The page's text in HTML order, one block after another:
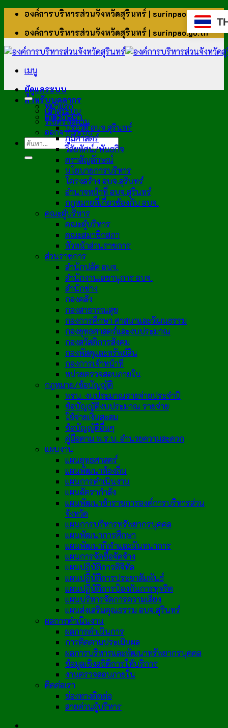
ข้าม
เนื้อหา
องค์การบริหารส่วนจังหวัดสุรินทร์ | surinpao.go.th
องค์การบริหารส่วนจังหวัดสุรินทร์ | surinpao.go.th
เมนู
ผู้ดูแลระบบ
สำหรับบุคลากร
เข้าสู่ระบบ
รีเซ็ตรหัสผ่าน
ออกจากระบบ
หน้าแรก
เกี่ยวกับเรา
ประวัติ อบจ.สุรินทร์
ภูมิศาสตร์
วิสัยทัศน์/พันธกิจ
ตราสัญลักษณ์
นโยบายการบริหาร
โครงสร้าง อบจ.สุรินทร์
อำนาจหน้าที่ อบจ.สุรินทร์
กฎหมายที่เกี่ยวข้องกับ อบจ.
คณะผู้บริหาร
คณะผู้บริหาร
คณะสมาชิกสภา
หัวหน้าส่วนราชการ
ส่วนราชการ
สำนักปลัด อบจ.
สำนักงานเลขานุการ อบจ.
สำนักช่าง
กองคลัง
กองสาธารณสุข
กองการศึกษา ศาสนาและวัฒนธรรม
กองยุทธศาสตร์และงบประมาณ
กองสวัสดิการสังคม
กองพัสดุและทรัพย์สิน
กองการเจ้าหน้าที่
หน่วยตรวจสอบภายใน
กฎหมาย/ข้อบัญญัติ
พรบ. งบประมาณรายจ่ายประจำปี
ข้อบัญญัติงบประมาณ รายจ่าย
ใช้จ่ายเงินสะสม
ข้อบัญญัติอื่นๆ
คู่มือตาม พ.ร.บ. อำนวยความสะดวก
แผนงาน
แผนยุทธศาสตร์
แผนพัฒนาท้องถิ่น
แผนการดำเนินงาน
แผนอัตรากำลัง
แผนพัฒนาข้าราชการองค์การบริหารส่วน
จังหวัด
แผนการบริหารทรัพยากรบุคคล
แผนพัฒนาการศึกษา
แผนพัฒนากีฬาและนันทนาการ
แผนการจัดซื้อจัดจ้าง
แผนปฏิบัติการดิจิทัล
แผนปฏิบัติการประชาสัมพันธ์
แผนปฏิบัติการป้องกันการทุจริต
แผนบริหารจัดการความเสี่ยง
แผนส่งเสริมคุณธรรม อบจ.สุรินทร์
ผลการดำเนินงาน
ผลการดำเนินการ
การติดตามประเมินผล
ผลการบริหารและพัฒนาทรัพยากรบุคคล
ข้อมูลเชิงสถิติการให้บริการ
งานตรวจสอบภายใน
ติดต่อเรา
ช่องทางติดต่อ
สายด่วนผู้บริหาร